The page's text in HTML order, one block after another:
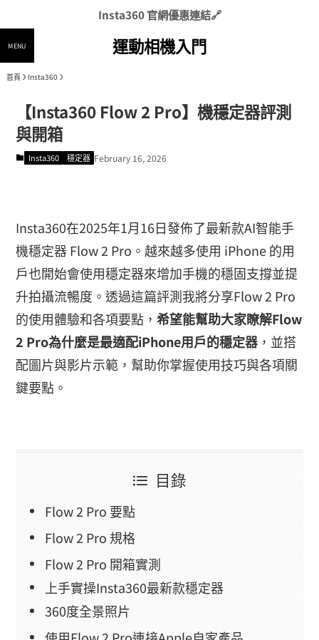
Insta360 官網優惠連結🔗
運動相機入門
MENU
首頁 Insta360
【Insta360 Flow 2 Pro】機穩定器評測
與開箱
Insta360 穩定器 February 16, 2026
Insta360在2025年1月16日發佈了最新款AI智能手
機穩定器 Flow 2 Pro。越來越多使用 iPhone 的用
戶也開始會使用穩定器來增加手機的穩固支撐並提
升拍攝流暢度。透過這篇評測我將分享Flow 2 Pro
的使用體驗和各項要點，希望能幫助大家瞭解Flow
2 Pro為什麼是最適配iPhone用戶的穩定器 ，並搭
配圖片與影片示範，幫助你掌握使用技巧與各項關
鍵要點。
目錄
Flow 2 Pro 要點
Flow 2 Pro 規格
Flow 2 Pro 開箱實測
上手實操Insta360最新款穩定器
360度全景照片